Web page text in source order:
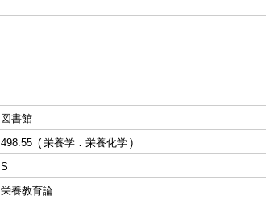
図書館
498.55
栄養学．栄養化学
S
栄養教育論